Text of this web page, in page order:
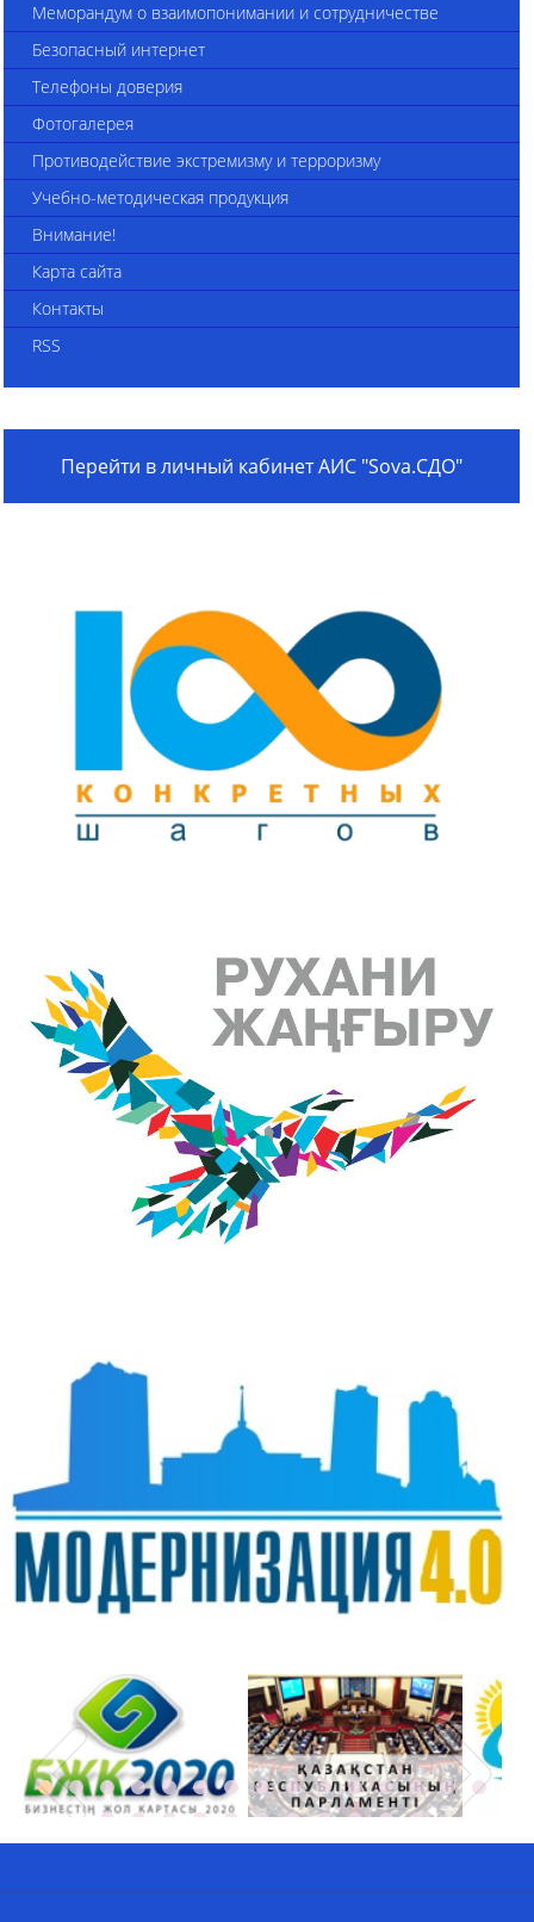
Меморандум о взаимопонимании и сотрудничестве
Безопасный интернет
Телефоны доверия
Фотогалерея
Противодействие экстремизму и терроризму
Учебно-методическая продукция
Внимание!
Карта сайта
Контакты
RSS
Перейти в личный кабинет АИС "Sova.СДО"